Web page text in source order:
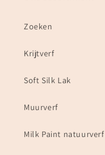
Zoeken
Krijtverf
Soft Silk Lak
Muurverf
Milk Paint natuurverf